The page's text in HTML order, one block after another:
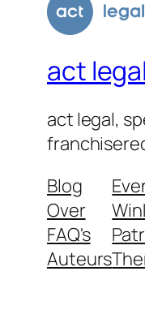
act
act legal,
Blog
Over
FAQ's
Auteurs